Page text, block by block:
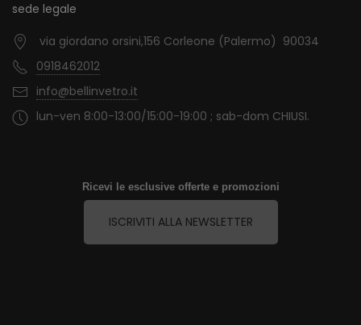
sede legale
via giordano orsini,156 Corleone (Palermo) 90034
0918462012
info@bellinvetro.it
lun-ven 8:00-13:00/15:00-19:00 ; sab-dom CHIUSI.
Ricevi le esclusive offerte e promozioni
ISCRIVITI ALLA NEWSLETTER